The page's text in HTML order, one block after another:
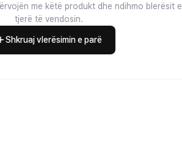
me këtë produkt dhe ndihmo blerësit e
tjerë të vendosin.
Shkruaj vlerësimin e parë